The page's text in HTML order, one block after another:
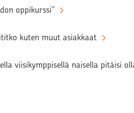
oppikurssi”
kuten muut asiakkaat
viisikymppisellä naisella pitäisi